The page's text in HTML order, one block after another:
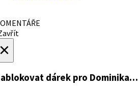
dárek pro Dominika…